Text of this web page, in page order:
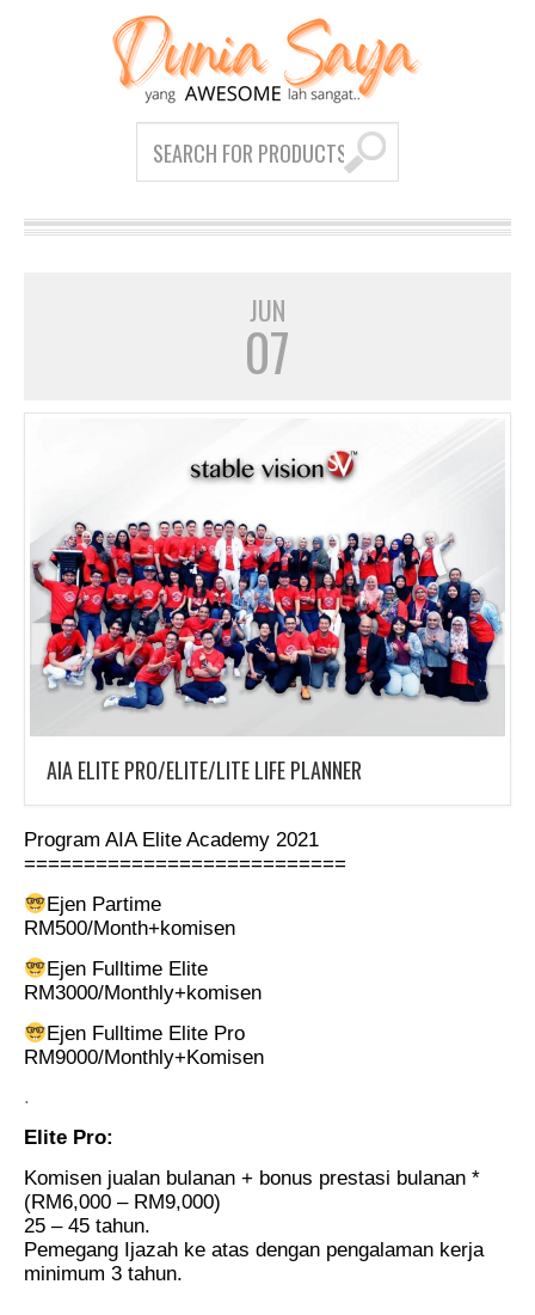
JUN
07
AIA ELITE PRO/ELITE/LITE LIFE PLANNER
Program AIA Elite Academy 2021
===========================
Ejen Partime
RM500/Month+komisen
Ejen Fulltime Elite
RM3000/Monthly+komisen
Ejen Fulltime Elite Pro
RM9000/Monthly+Komisen
.
Elite Pro:
Komisen jualan bulanan + bonus prestasi bulanan *
(RM6,000 – RM9,000)
25 – 45 tahun.
Pemegang Ijazah ke atas dengan pengalaman kerja
minimum 3 tahun.